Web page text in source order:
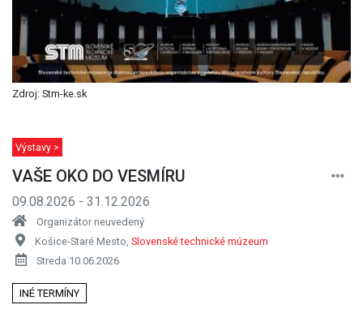
Zdroj: Stm-ke.sk
Výstavy >
VAŠE OKO DO VESMÍRU
09.08.2026 - 31.12.2026
Organizátor neuvedený
Košice-Staré Mesto, Slovenské technické múzeum
Streda 10.06.2026
INÉ TERMÍNY